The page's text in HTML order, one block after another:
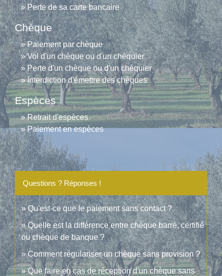
Perte de sa carte bancaire
Chèque
Paiement par chèque
Vol d'un chèque ou d'un chéquier
Perte d'un chèque ou d'un chéquier
Interdiction d'émettre des chèques
Espèces
Retrait d'espèces
Paiement en espèces
Questions ? Réponses !
Qu'est-ce que le paiement sans contact ?
Quelle est la différence entre chèque barré, certifié
ou chèque de banque ?
Comment régulariser un chèque sans provision ?
Que faire en cas de réception d'un chèque sans